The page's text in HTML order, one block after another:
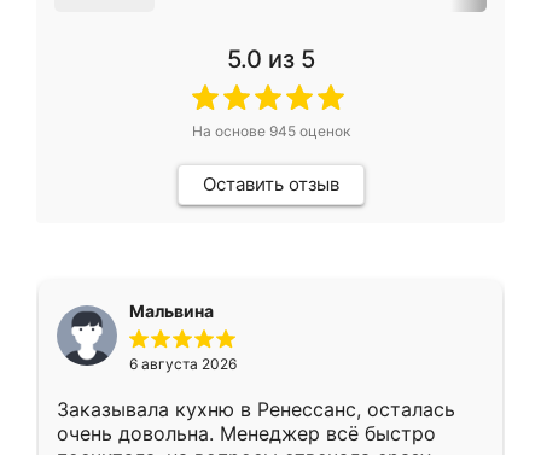
5.0 из 5
На основе 945оценок
Оставить отзыв
Мальвина
6 августа 2026
Заказывала кухню в Ренессанс, осталась
очень довольна. Менеджер всё быстро